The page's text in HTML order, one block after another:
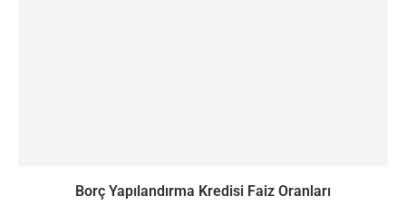
Borç Yapılandırma Kredisi Faiz Oranları